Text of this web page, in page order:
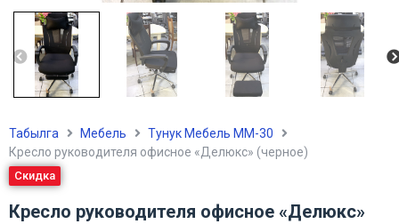
Табылга Мебель
Тунук Мебель ММ-30
Кресло руководителя офисное «Делюкс» (черное)
Скидка
Кресло руководителя офисное «Делюкс»